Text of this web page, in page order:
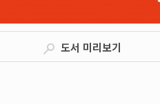
도서 미리보기